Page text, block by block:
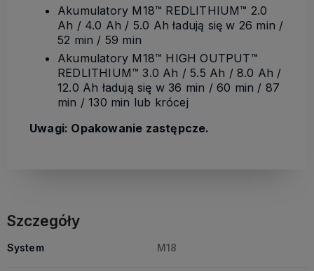
Akumulatory M18™ REDLITHIUM™ 2.0
Ah / 4.0 Ah / 5.0 Ah ładują się w 26 min /
52 min / 59 min
Akumulatory M18™ HIGH OUTPUT™
REDLITHIUM™ 3.0 Ah / 5.5 Ah / 8.0 Ah /
12.0 Ah ładują się w 36 min / 60 min / 87
min / 130 min lub krócej
Uwagi: Opakowanie zastępcze.
Szczegóły
System M18